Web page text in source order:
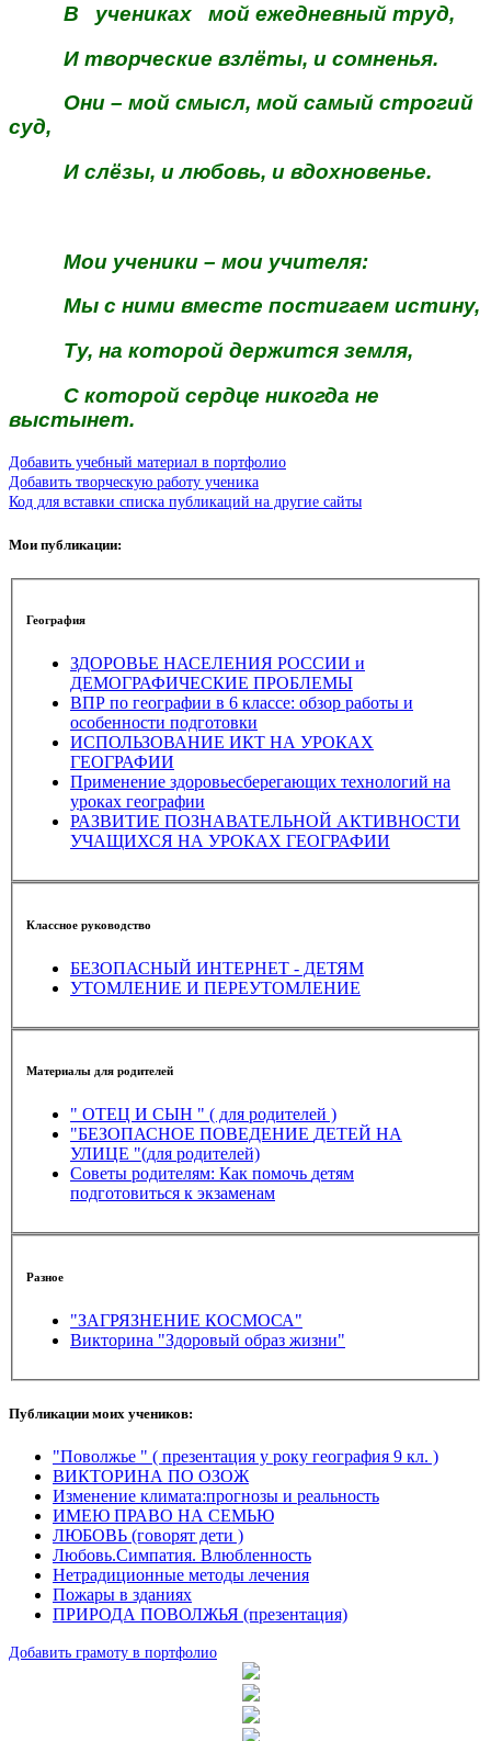
В учениках мой ежедневный труд,
И творческие взлёты, и сомненья.
Они – мой смысл, мой самый строгий
суд,
И слёзы, и любовь, и вдохновенье.
Мои ученики – мои учителя:
Мы с ними вместе постигаем истину,
Ту, на которой держится земля,
С которой сердце никогда не
выстынет.
Добавить учебный материал в портфолио
Добавить творческую работу ученика
Код для вставки списка публикаций на другие сайты
Мои публикации:
География
ЗДОРОВЬЕ НАСЕЛЕНИЯ РОССИИ и
ДЕМОГРАФИЧЕСКИЕ ПРОБЛЕМЫ
ВПР по географии в 6 классе: обзор работы и
особенности подготовки
ИСПОЛЬЗОВАНИЕ ИКТ НА УРОКАХ
ГЕОГРАФИИ
Применение здоровьесберегающих технологий на
уроках географии
РАЗВИТИЕ ПОЗНАВАТЕЛЬНОЙ АКТИВНОСТИ
УЧАЩИХСЯ НА УРОКАХ ГЕОГРАФИИ
Классное руководство
БЕЗОПАСНЫЙ ИНТЕРНЕТ - ДЕТЯМ
УТОМЛЕНИЕ И ПЕРЕУТОМЛЕНИЕ
Материалы для родителей
" ОТЕЦ И СЫН " ( для родителей )
"БЕЗОПАСНОЕ ПОВЕДЕНИЕ ДЕТЕЙ НА
УЛИЦЕ "(для родителей)
Советы родителям: Как помочь детям
подготовиться к экзаменам
Разное
"ЗАГРЯЗНЕНИЕ КОСМОСА"
Викторина "Здоровый образ жизни"
Публикации моих учеников:
"Поволжье " ( презентация у року география 9 кл. )
ВИКТОРИНА ПО ОЗОЖ
Изменение климата:прогнозы и реальность
ИМЕЮ ПРАВО НА СЕМЬЮ
ЛЮБОВЬ (говорят дети )
Любовь.Симпатия. Влюбленность
Нетрадиционные методы лечения
Пожары в зданиях
ПРИРОДА ПОВОЛЖЬЯ (презентация)
Добавить грамоту в портфолио